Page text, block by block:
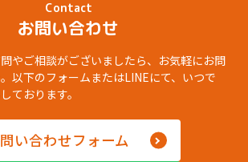
Contact
お問い合わせ
やご相談がございましたら、お気軽にお問
以下のフォームまたはLINEにて、いつで
ております。
い合わせフォーム